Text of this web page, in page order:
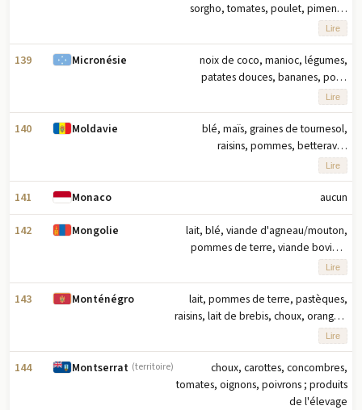
sur le tonnage
sorgho, tomates, poulet, piments,
blé, citrons/limes (2023) note : dix
principaux produits agricoles basés
sur le tonnage
Lire
139 Micronésie
noix de coco, manioc, légumes,
patates douces, bananes, porc,
bananes plantain, fruits, bœuf, œufs
(2023) note : dix principaux produits
agricoles basés sur le tonnage
Lire
140 Moldavie
blé, maïs, graines de tournesol,
raisins, pommes, betteraves
sucrières, orge, lait, colza, pommes
de terre (2023) note : dix principaux
produits agricoles basés sur le
tonnage
Lire
141 Monaco aucun
142 Mongolie
lait, blé, viande d'agneau/mouton,
pommes de terre, viande bovine,
carottes/navets, lait de chèvre,
viande de chèvre, lait de bison,
viande de cheval (2023) note : dix
principaux produits agricoles en
tonnage
Lire
143 Monténégro
lait, pommes de terre, pastèques,
raisins, lait de brebis, choux, oranges,
œufs, lait de chèvre, figues (2023)
note : dix principaux produits
agricoles basés sur le tonnage
Lire
144 Montserrat (territoire)
choux, carottes, concombres,
tomates, oignons, poivrons ; produits
de l'élevage